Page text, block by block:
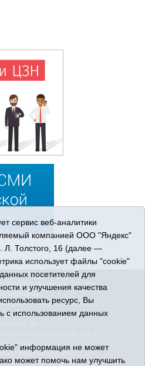
«Ишимская правда». 16+. Все
защищены.
ссылка обязательна.
Тюменская область, г. Ишим, ул.
23814
IshimPravda-1@obl72.ru
СМИ Эл № ФС77-69445 выдано
сервис веб-аналитики
компанией ООО "Яндекс"
Л. Толстого, 16 (далее —
использует файлы "cookie"
посетителей для
и улучшения качества
ресурс, Вы
с использованием данных
информация не может
может помочь нам улучшить